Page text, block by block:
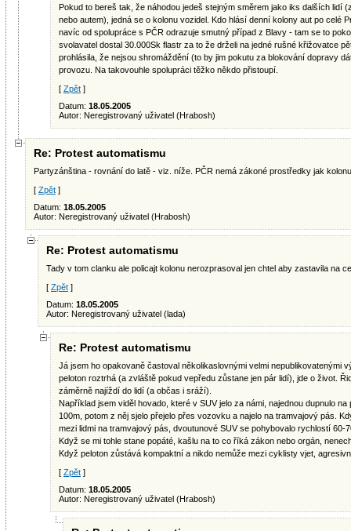
Pokud to bereš tak, že náhodou jedeš stejným směrem jako iks dalších lidí
nebo autem), jedná se o kolonu vozidel. Kdo hlásí denní kolony aut po celé
navíc od spolupráce s PČR odrazuje smutný případ z Blavy - tam se to
svolavatel dostal 30.000Sk flastr za to že drželi na jedné rušné křižovatce
prohlásila, že nejsou shromáždění (to by jim pokutu za blokování dopravy
provozu. Na takovouhle spolupráci těžko někdo přistoupí.
[ Zpět ]
Datum: 18.05.2005
Autor: Neregistrovaný uživatel (Hrabosh)
Re: Protest automatismu
Partyzánština - rovnání do latě - viz. níže. PČR nemá zákoné prostředky jak
[ Zpět ]
Datum: 18.05.2005
Autor: Neregistrovaný uživatel (Hrabosh)
Re: Protest automatismu
Tady v tom clanku ale policajt kolonu nerozprasoval jen chtel aby zastavila na
[ Zpět ]
Datum: 18.05.2005
Autor: Neregistrovaný uživatel (lada)
Re: Protest automatismu
Já jsem ho opakovaně častoval několikaslovnými velmi nepublikovatenými
peloton roztrhá (a zvláště pokud vepředu zůstane jen pár lidí), jde o život.
záměrně najíždí do lidí (a občas i sráží).
Například jsem viděl hovado, které v SUV jelo za námi, najednou dupnulo
100m, potom z něj sjelo přejelo přes vozovku a najelo na tramvajový pás.
mezi lidmi na tramvajový pás, dvoutunové SUV se pohybovalo rychlostí 60-
Když se mi tohle stane popáté, kašlu na to co říká zákon nebo orgán,
Když peloton zůstává kompaktní a nikdo nemůže mezi cyklisty vjet,
[ Zpět ]
Datum: 18.05.2005
Autor: Neregistrovaný uživatel (Hrabosh)